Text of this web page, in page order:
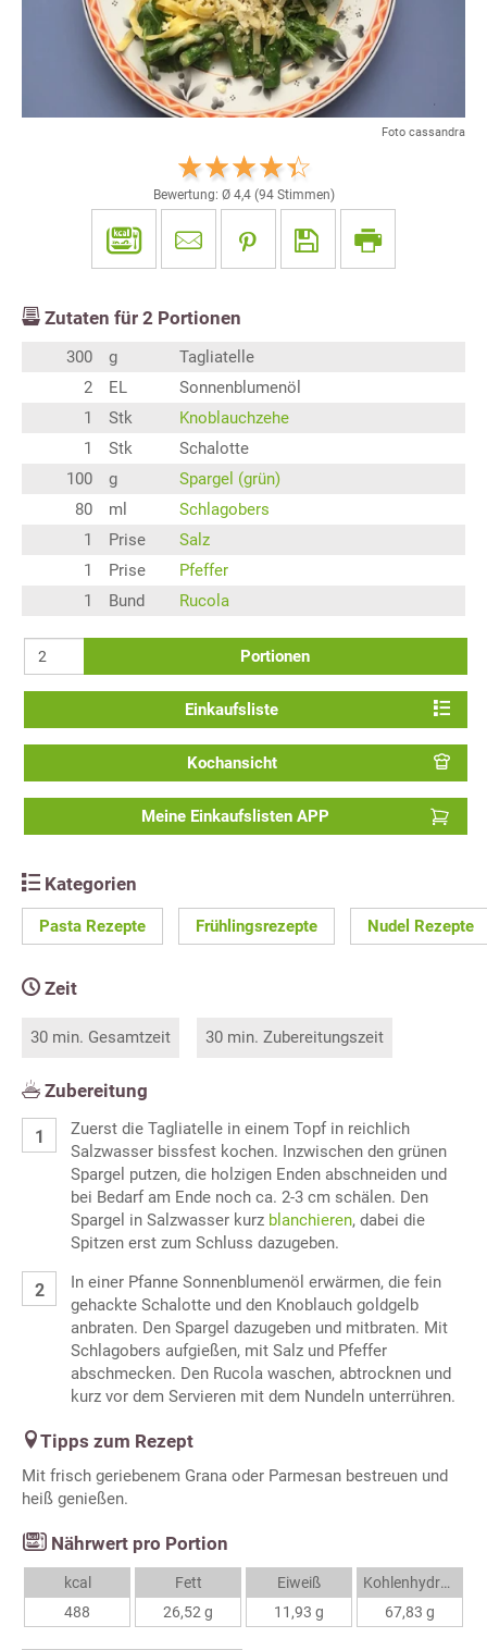
Foto cassandra
Bewertung: Ø 4,4(94Stimmen)
Zutaten für 2 Portionen
300 g
Tagliatelle
2
EL
Sonnenblumenöl
1
Stk
Knoblauchzehe
1
Stk
Schalotte
100
g
Spargel (grün)
80
ml
Schlagobers
1
Prise
Salz
1
Prise
Pfeffer
1
Bund Rucola
Portionen
Einkaufsliste
Kochansicht
Meine Einkaufslisten APP
Kategorien
Pasta Rezepte Frühlingsrezepte Nudel Rezepte
Zeit
30 min. Gesamtzeit 30 min. Zubereitungszeit
Zubereitung
Zuerst die Tagliatelle in einem Topf in reichlich
Salzwasser bissfest kochen. Inzwischen den grünen
Spargel putzen, die holzigen Enden abschneiden und
bei Bedarf am Ende noch ca. 2-3 cm schälen. Den
Spargel in Salzwasser kurz blanchieren, dabei die
Spitzen erst zum Schluss dazugeben.
In einer Pfanne Sonnenblumenöl erwärmen, die fein
gehackte Schalotte und den Knoblauch goldgelb
anbraten. Den Spargel dazugeben und mitbraten. Mit
Schlagobers aufgießen, mit Salz und Pfeffer
abschmecken. Den Rucola waschen, abtrocknen und
kurz vor dem Servieren mit dem Nundeln unterrühren.
Tipps zum Rezept
Mit frisch geriebenem Grana oder Parmesan bestreuen und
heiß genießen.
Nährwert pro Portion
kcal
488
Fett
26,52 g
Eiweiß
11,93 g
Kohlenhydrate
67,83 g